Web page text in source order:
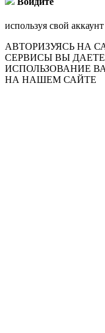
используя свой аккаунт
АВТОРИЗУЯСЬ НА
СЕРВИСЫ ВЫ
ИСПОЛЬЗОВАНИЕ
НА НАШЕМ САЙТЕ